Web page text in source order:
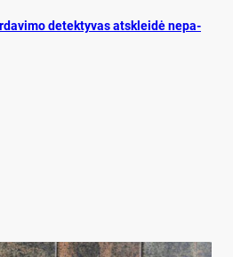
de­tek­ty­vas at­sklei­dė ne­pa­